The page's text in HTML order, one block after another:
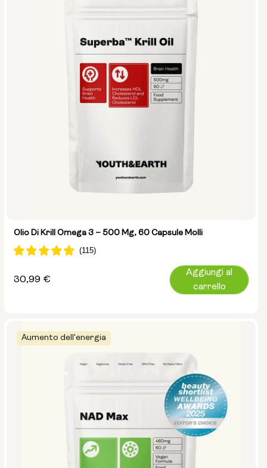
Olio Di Krill Omega 3 – 500 Mg, 60 Capsule Molli
Prezzo
30,99 €
Aggiungi al
carrello
Aumento dell'energia